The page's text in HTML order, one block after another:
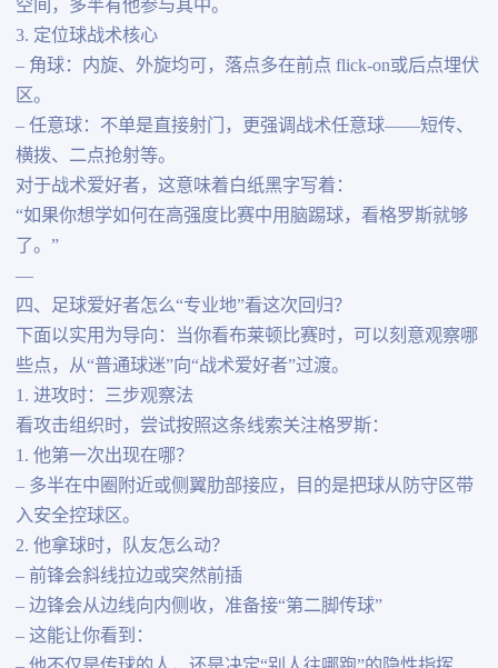
空间，多半有他参与其中。
3. 定位球战术核心
– 角球：内旋、外旋均可，落点多在前点 flick-on或后点埋伏
区。
– 任意球：不单是直接射门，更强调战术任意球——短传、
横拨、二点抢射等。
对于战术爱好者，这意味着白纸黑字写着：
“如果你想学如何在高强度比赛中用脑踢球，看格罗斯就够
了。”
—
四、足球爱好者怎么“专业地”看这次回归？
下面以实用为导向：当你看布莱顿比赛时，可以刻意观察哪
些点，从“普通球迷”向“战术爱好者”过渡。
1. 进攻时：三步观察法
看攻击组织时，尝试按照这条线索关注格罗斯：
1. 他第一次出现在哪？
– 多半在中圈附近或侧翼肋部接应，目的是把球从防守区带
入安全控球区。
2. 他拿球时，队友怎么动？
– 前锋会斜线拉边或突然前插
– 边锋会从边线向内侧收，准备接“第二脚传球”
– 这能让你看到：